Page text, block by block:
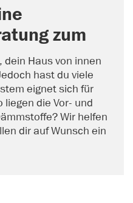
zum
Haus von innen
hast du viele
eignet sich für
liegen die Vor- und
Wir helfen
dir auf Wunsch ein
jetzt online